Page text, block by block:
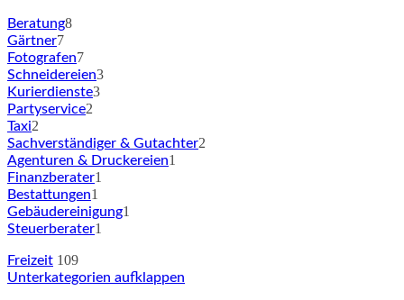
Beratung8
Gärtner7
Fotografen7
Schneidereien3
Kurierdienste3
Partyservice2
Taxi2
Sachverständiger & Gutachter2
Agenturen & Druckereien1
Finanzberater1
Bestattungen1
Gebäudereinigung1
Steuerberater1
Freizeit 109
Unterkategorien aufklappen